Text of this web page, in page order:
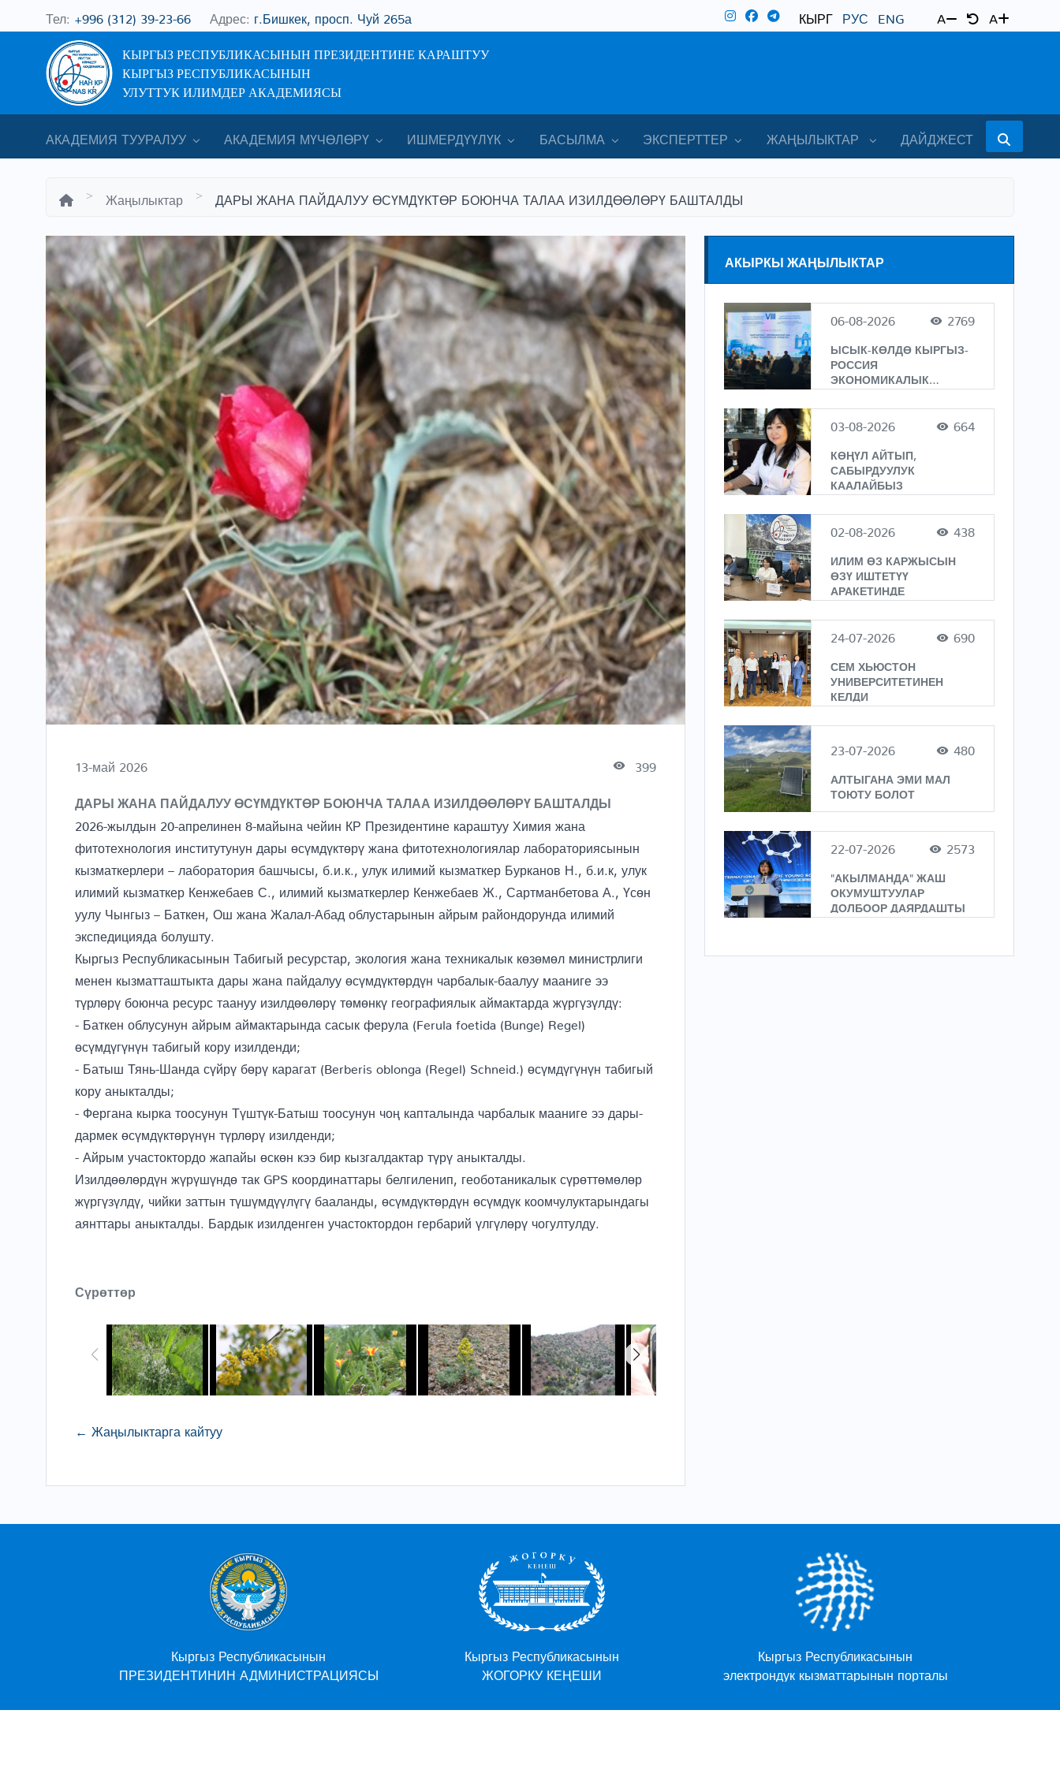
Тел: +996 (312) 39-23-66 Адрес: г.Бишкек, просп. Чуй 265а КЫРГ РУС ENG A A
КЫРГЫЗ РЕСПУБЛИКАСЫНЫН ПРЕЗИДЕНТИНЕ КАРАШТУУ
КЫРГЫЗ РЕСПУБЛИКАСЫНЫН
УЛУТТУК ИЛИМДЕР АКАДЕМИЯСЫ
АКАДЕМИЯ ТУУРАЛУУ АКАДЕМИЯ МҮЧӨЛӨРҮ ИШМЕРДҮҮЛҮК БАСЫЛМА ЭКСПЕРТТЕР ЖАҢЫЛЫКТАР ДАЙДЖЕСТ
Жаңылыктар ДАРЫ ЖАНА ПАЙДАЛУУ ӨСҮМДҮКТӨР БОЮНЧА ТАЛАА ИЗИЛДӨӨЛӨРҮ БАШТАЛДЫ
13-май 2026 399
ДАРЫ ЖАНА ПАЙДАЛУУ ӨСҮМДҮКТӨР БОЮНЧА ТАЛАА ИЗИЛДӨӨЛӨРҮ БАШТАЛДЫ
2026-жылдын 20-апрелинен 8-майына чейин КР Президентине караштуу Химия жана
фитотехнология институтунун дары өсүмдүктөрү жана фитотехнологиялар лабораториясынын
кызматкерлери – лаборатория башчысы, б.и.к., улук илимий кызматкер Бурканов Н., б.и.к, улук
илимий кызматкер Кенжебаев С., илимий кызматкерлер Кенжебаев Ж., Сартманбетова А., Үсөн
уулу Чынгыз – Баткен, Ош жана Жалал-Абад облустарынын айрым райондорунда илимий
экспедицияда болушту.
Кыргыз Республикасынын Табигый ресурстар, экология жана техникалык көзөмөл министрлиги
менен кызматташтыкта дары жана пайдалуу өсүмдүктөрдүн чарбалык-баалуу мааниге ээ
түрлөрү боюнча ресурс таануу изилдөөлөрү төмөнкү географиялык аймактарда жүргүзүлдү:
- Баткен облусунун айрым аймактарында сасык ферула (Ferula foetida (Bunge) Regel)
өсүмдүгүнүн табигый кору изилденди;
- Батыш Тянь-Шанда сүйрү бөрү карагат (Berberis oblonga (Regel) Schneid.) өсүмдүгүнүн табигый
кору аныкталды;
- Фергана кырка тоосунун Түштүк-Батыш тоосунун чоң капталында чарбалык мааниге ээ дары-
дармек өсүмдүктөрүнүн түрлөрү изилденди;
- Айрым участоктордо жапайы өскөн кээ бир кызгалдактар түрү аныкталды.
Изилдөөлөрдүн жүрүшүндө так GPS координаттары белгиленип, геоботаникалык сүрөттөмөлөр
жүргүзүлдү, чийки заттын түшүмдүүлүгү бааланды, өсүмдүктөрдүн өсүмдүк коомчулуктарындагы
аянттары аныкталды. Бардык изилденген участоктордон гербарий үлгүлөрү чогултулду.
Сүрөттөр
← Жаңылыктарга кайтуу
АКЫРКЫ ЖАҢЫЛЫКТАР
06-08-2026 2769
ЫСЫК-КӨЛДӨ КЫРГЫЗ-
РОССИЯ
ЭКОНОМИКАЛЫК
ФОРУМУ ӨТҮҮДӨ
03-08-2026 664
КӨҢҮЛ АЙТЫП,
САБЫРДУУЛУК
КААЛАЙБЫЗ
02-08-2026 438
ИЛИМ ӨЗ КАРЖЫСЫН
ӨЗҮ ИШТЕТҮҮ
АРАКЕТИНДЕ
24-07-2026 690
СЕМ ХЬЮСТОН
УНИВЕРСИТЕТИНЕН
КЕЛДИ
23-07-2026 480
АЛТЫГАНА ЭМИ МАЛ
ТОЮТУ БОЛОТ
22-07-2026 2573
"АКЫЛМАНДА" ЖАШ
ОКУМУШТУУЛАР
ДОЛБООР ДАЯРДАШТЫ
Кыргыз Республикасынын
ПРЕЗИДЕНТИНИН АДМИНИСТРАЦИЯСЫ
Кыргыз Республикасынын
ЖОГОРКУ КЕҢЕШИ
Кыргыз Республикасынын
электрондук кызматтарынын порталы